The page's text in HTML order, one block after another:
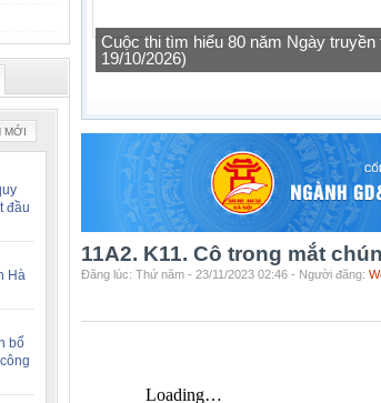
MỚI
đầu
Hà
bổ
Cuộc thi tìm hiểu 80 năm Ngày
19/10/2026)
11A2. K11. Cô trong mắt
Đăng lúc: Thứ năm - 23/11/2023 02:46 - Người đăng: